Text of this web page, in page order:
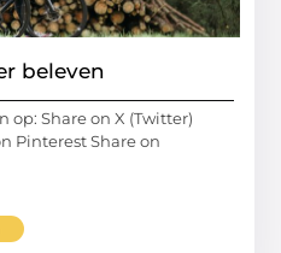
beleven
op: Share on X (Twitter)
Pinterest Share on